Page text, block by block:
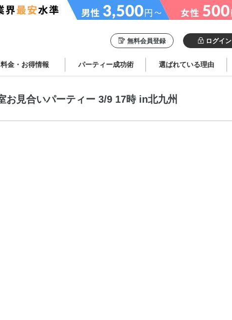
無料会員登録 ログイン
料金・お得情報 パーティー成功術 選ばれている理由
見合いパーティー 3/9 17時 in北九州